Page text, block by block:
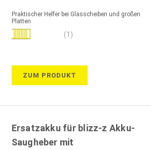
Praktischer Helfer bei Glasscheiben und großen
Platten
Bewertung:
(1)
ZUM PRODUKT
Ersatzakku für blizz-z Akku-
Saugheber mit